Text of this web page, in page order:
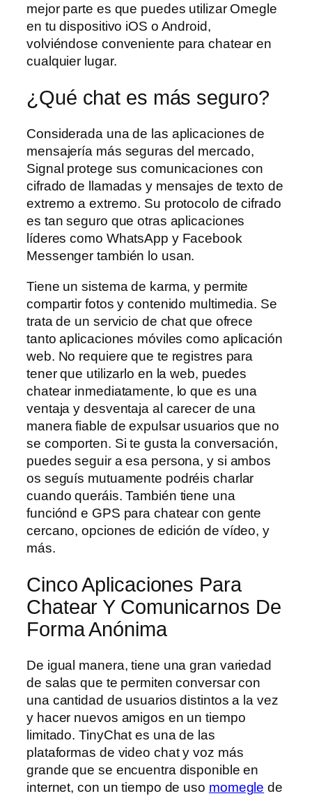
mejor parte es que puedes utilizar Omegle
en tu dispositivo iOS o Android,
volviéndose conveniente para chatear en
cualquier lugar.
¿Qué chat es más seguro?
Considerada una de las aplicaciones de
mensajería más seguras del mercado,
Signal protege sus comunicaciones con
cifrado de llamadas y mensajes de texto de
extremo a extremo. Su protocolo de cifrado
es tan seguro que otras aplicaciones
líderes como WhatsApp y Facebook
Messenger también lo usan.
Tiene un sistema de karma, y permite
compartir fotos y contenido multimedia. Se
trata de un servicio de chat que ofrece
tanto aplicaciones móviles como aplicación
web. No requiere que te registres para
tener que utilizarlo en la web, puedes
chatear inmediatamente, lo que es una
ventaja y desventaja al carecer de una
manera fiable de expulsar usuarios que no
se comporten. Si te gusta la conversación,
puedes seguir a esa persona, y si ambos
os seguís mutuamente podréis charlar
cuando queráis. También tiene una
funciónd e GPS para chatear con gente
cercano, opciones de edición de vídeo, y
más.
Cinco Aplicaciones Para
Chatear Y Comunicarnos De
Forma Anónima
De igual manera, tiene una gran variedad
de salas que te permiten conversar con
una cantidad de usuarios distintos a la vez
y hacer nuevos amigos en un tiempo
limitado. TinyChat es una de las
plataformas de video chat y voz más
grande que se encuentra disponible en
internet, con un tiempo de uso momegle de